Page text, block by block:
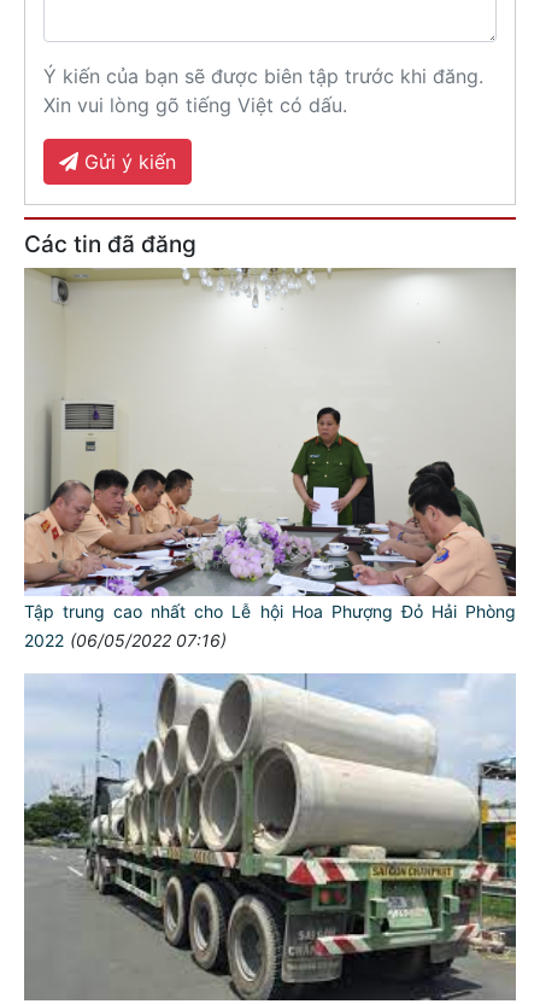
Ý kiến của bạn sẽ được biên tập trước khi đăng.
Xin vui lòng gõ tiếng Việt có dấu.
Gửi ý kiến
Các tin đã đăng
Tập trung cao nhất cho Lễ hội Hoa Phượng Đỏ Hải Phòng
2022 (06/05/2022 07:16)